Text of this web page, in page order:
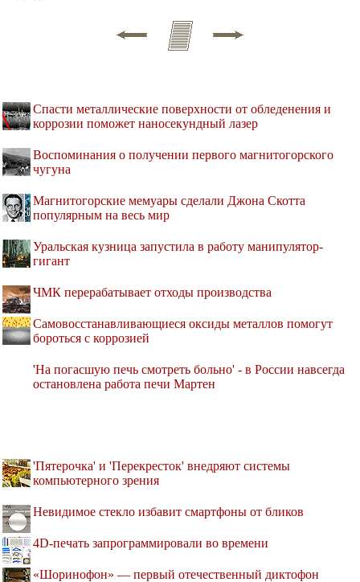
Спасти металлические поверхности от обледенения и
коррозии поможет наносекундный лазер
Воспоминания о получении первого магнитогорского
чугуна
Магнитогорские мемуары сделали Джона Скотта
популярным на весь мир
Уральская кузница запустила в работу манипулятор-
гигант
ЧМК перерабатывает отходы производства
Самовосстанавливающиеся оксиды металлов помогут
бороться с коррозией
'На погасшую печь смотреть больно' - в России навсегда
остановлена работа печи Мартен
'Пятерочка' и 'Перекресток' внедряют системы
компьютерного зрения
Невидимое стекло избавит смартфоны от бликов
4D-печать запрограммировали во времени
«Шоринофон» — первый отечественный диктофон